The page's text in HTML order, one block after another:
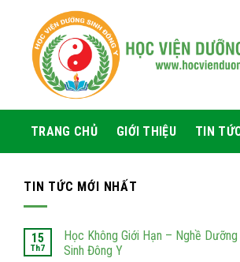
content
TRANG CHỦ GIỚI THIỆU TIN
TIN TỨC MỚI NHẤT
15
Th7
Học Không Giới Hạn – Nghề Dưỡng
Sinh Đông Y